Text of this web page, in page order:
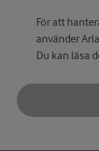
För att
använder
Du kan läsa